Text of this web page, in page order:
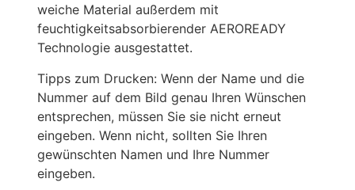
weiche Material außerdem mit
feuchtigkeitsabsorbierender AEROREADY
Technologie ausgestattet.
Tipps zum Drucken: Wenn der Name und die
Nummer auf dem Bild genau Ihren Wünschen
entsprechen, müssen Sie sie nicht erneut
eingeben. Wenn nicht, sollten Sie Ihren
gewünschten Namen und Ihre Nummer
eingeben.